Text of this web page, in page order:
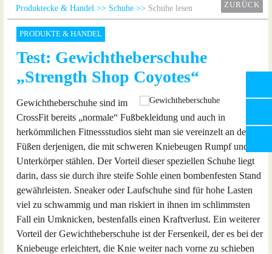
ZURÜCK
Produktecke & Handel Schuhe Schuhe lesen
PRODUKTE & HANDEL
Test: Gewichtheberschuhe
„Strength Shop Coyotes“
Gewichtheberschuhe sind im
CrossFit bereits „normale“ Fußbekleidung und auch in
herkömmlichen Fitnessstudios sieht man sie vereinzelt an den
Füßen derjenigen, die mit schweren Kniebeugen Rumpf und
Unterkörper stählen. Der Vorteil dieser speziellen Schuhe liegt
darin, dass sie durch ihre steife Sohle einen bombenfesten Stand
gewährleisten. Sneaker oder Laufschuhe sind für hohe Lasten
viel zu schwammig und man riskiert in ihnen im schlimmsten
Fall ein Umknicken, bestenfalls einen Kraftverlust. Ein weiterer
Vorteil der Gewichtheberschuhe ist der Fersenkeil, der es bei der
Kniebeuge erleichtert, die Knie weiter nach vorne zu schieben